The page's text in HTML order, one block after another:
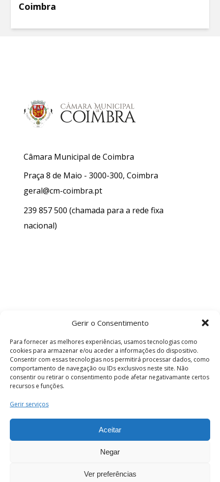
Gerir o Consentimento
Para fornecer as melhores experiências, usamos tecnologias como
cookies para armazenar e/ou aceder a informações do dispositivo.
Consentir com essas tecnologias nos permitirá processar dados, como
comportamento de navegação ou IDs exclusivos neste site. Não
consentir ou retirar o consentimento pode afetar negativamante certos
recursos e funções.
Gerir serviços
Aceitar
Negar
Ver preferências
Coimbra
Câmara Municipal de Coimbra
Praça 8 de Maio - 3000-300, Coimbra
geral@cm-coimbra.pt
239 857 500 (chamada para a rede fixa
nacional)
Termos e Condições
os direitos reservados.